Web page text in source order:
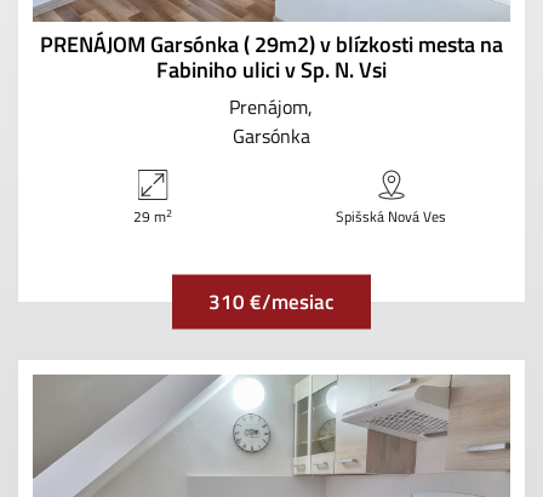
PRENÁJOM Garsónka ( 29m2) v blízkosti mesta na
Fabiniho ulici v Sp. N. Vsi
Prenájom
Garsónka
29 m2 Spišská Nová Ves
310 €/mesiac